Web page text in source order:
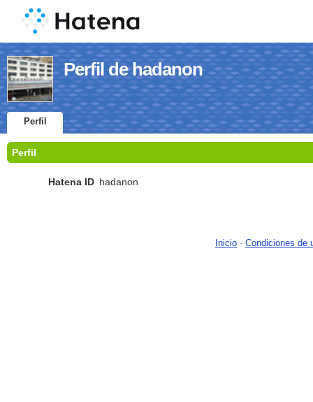
Perfil de hadanon
Perfil
Perfil
Hatena ID hadanon
Inicio - Condiciones de